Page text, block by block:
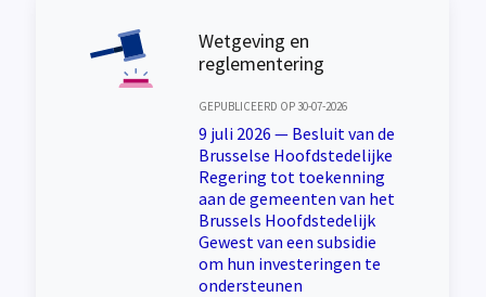
Wetgeving en
reglementering
GEPUBLICEERD OP 30-07-2026
9 juli 2026 — Besluit van de
Brusselse Hoofdstedelijke
Regering tot toekenning
aan de gemeenten van het
Brussels Hoofdstedelijk
Gewest van een subsidie
om hun investeringen te
ondersteunen